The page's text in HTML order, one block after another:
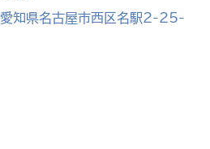
愛知県名古屋市西区名駅2-25-